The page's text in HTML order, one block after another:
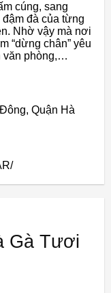
cúng, sang
đà của từng
Nhờ vậy mà nơi
“dừng chân” yêu
văn phòng,…
Quận Hà
Gà Tươi